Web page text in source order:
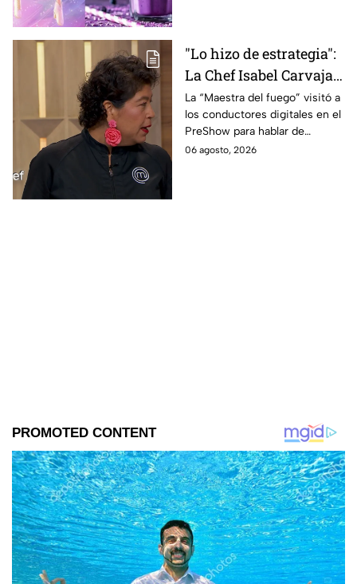
"Lo hizo de estrategia":
La Chef Isabel Carvajal
opina sobre la decisión
de Ramahá de subir a
Daniela al balcón de
MasterChef 24/7
La “Maestra del fuego” visitó a
los conductores digitales en el
PreShow para hablar de
algunos de los sucesos más
06 agosto, 2026